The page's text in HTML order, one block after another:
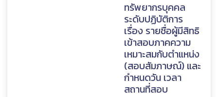
ทรัพยากรบุคคล
ระดับปฏิบัติการ
เรื่อง รายชื่อผู้มีสิทธิ
เข้าสอบภาคความ
เหมาะสมกับตำแหน่ง
(สอบสัมภาษณ์) และ
กำหนดวัน เวลา
สถานที่สอบ